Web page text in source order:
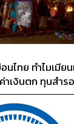
นไทย ทำไมเมีย
าเงินตก ทุนสำร